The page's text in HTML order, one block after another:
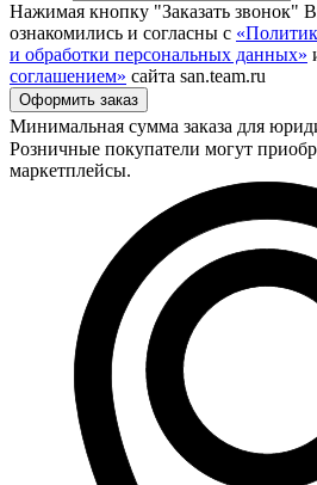
Нажимая кнопку "Заказать звонок"
ознакомились и согласны с
и обработки персональных данных»
соглашением» сайта san.team.ru
Минимальная сумма заказа для
Розничные покупатели могут
маркетплейсы.